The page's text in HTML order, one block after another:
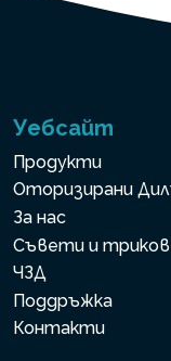
Уебсайт
Продукти
Оторизирани
За нас
Съвети и
ЧЗД
Поддръжка
Контакти